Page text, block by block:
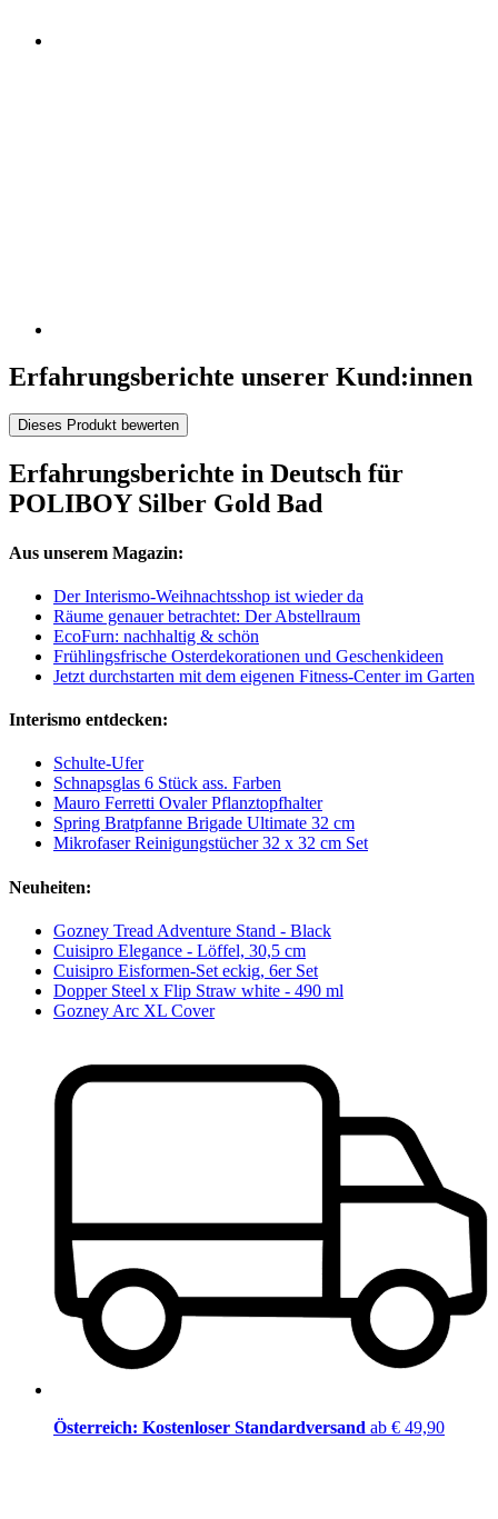
Erfahrungsberichte unserer Kund:innen
Dieses Produkt bewerten
Erfahrungsberichte in Deutsch für
POLIBOY Silber Gold Bad
Aus unserem Magazin:
Der Interismo-Weihnachtsshop ist wieder da
Räume genauer betrachtet: Der Abstellraum
EcoFurn: nachhaltig & schön
Frühlingsfrische Osterdekorationen und Geschenkideen
Jetzt durchstarten mit dem eigenen Fitness-Center im Garten
Interismo entdecken:
Schulte-Ufer
Schnapsglas 6 Stück ass. Farben
Mauro Ferretti Ovaler Pflanztopfhalter
Spring Bratpfanne Brigade Ultimate 32 cm
Mikrofaser Reinigungstücher 32 x 32 cm Set
Neuheiten:
Gozney Tread Adventure Stand - Black
Cuisipro Elegance - Löffel, 30,5 cm
Cuisipro Eisformen-Set eckig, 6er Set
Dopper Steel x Flip Straw white - 490 ml
Gozney Arc XL Cover
Österreich: Kostenloser Standardversand ab € 49,90